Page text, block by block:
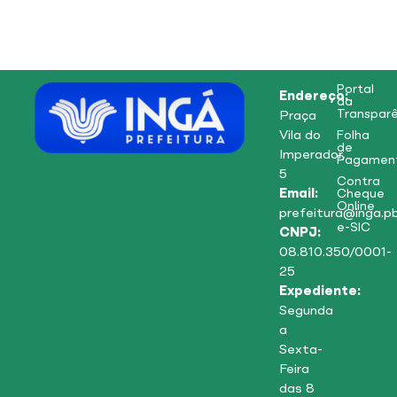
Endereço:
Praça
Vila do
Imperador,
5
Email:
CNPJ:
08.810.350/0001-
25
Expediente:
Segunda
a
Sexta-
Feira
das 8
Portal
da
Folha
de
Contra
Cheque
Online
e-SIC